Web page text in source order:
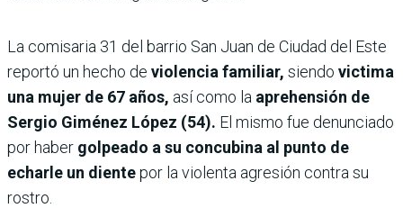
La comisaria 31 del barrio San Juan de Ciudad del Este
reportó un hecho de violencia familiar, siendo victima
una mujer de 67 años, así como la aprehensión de
Sergio Giménez López (54). El mismo fue denunciado
por haber golpeado a su concubina al punto de
echarle un dientepor la violenta agresión contra su
rostro.